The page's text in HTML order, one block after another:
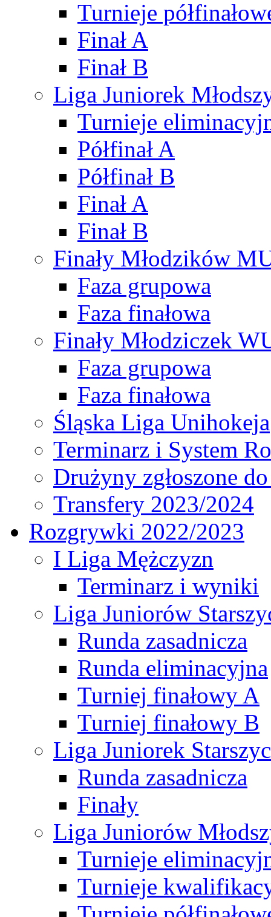
Turnieje
Finał A
Finał B
Liga Juniorek
Turnieje
Półfinał A
Półfinał B
Finał A
Finał B
Finały Młodzików
Faza grupowa
Faza finałowa
Finały Młodziczek
Faza grupowa
Faza finałowa
Śląska Liga Unihokeja
Terminarz i System
Drużyny zgłoszone
Transfery 2023/2024
Rozgrywki 2022/2023
I Liga Mężczyzn
Terminarz i wyniki
Liga Juniorów
Runda zasadnicza
Runda eliminacyjna
Turniej finałowy A
Turniej finałowy B
Liga Juniorek
Runda zasadnicza
Finały
Liga Juniorów
Turnieje
Turnieje